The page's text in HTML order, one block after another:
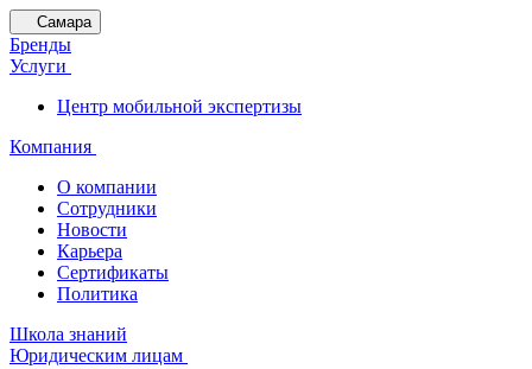
Самара
Бренды
Услуги
Центр мобильной экспертизы
Компания
О компании
Сотрудники
Новости
Карьера
Сертификаты
Политика
Школа знаний
Юридическим лицам